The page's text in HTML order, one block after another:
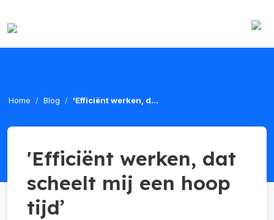
Home Blog 'Efficiënt werken, d...
'Efficiënt werken, dat
scheelt mij een hoop
tijd’